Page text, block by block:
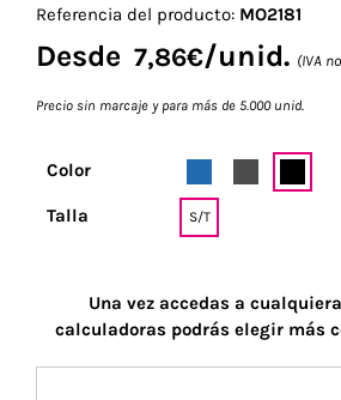
Referencia del producto: MO2181
Desde 7,86€/unid. (IVA
Precio sin marcaje y para más de 5.000 unid.
Color
Talla S/T
Una vez accedas a
calculadoras podrás elegir más